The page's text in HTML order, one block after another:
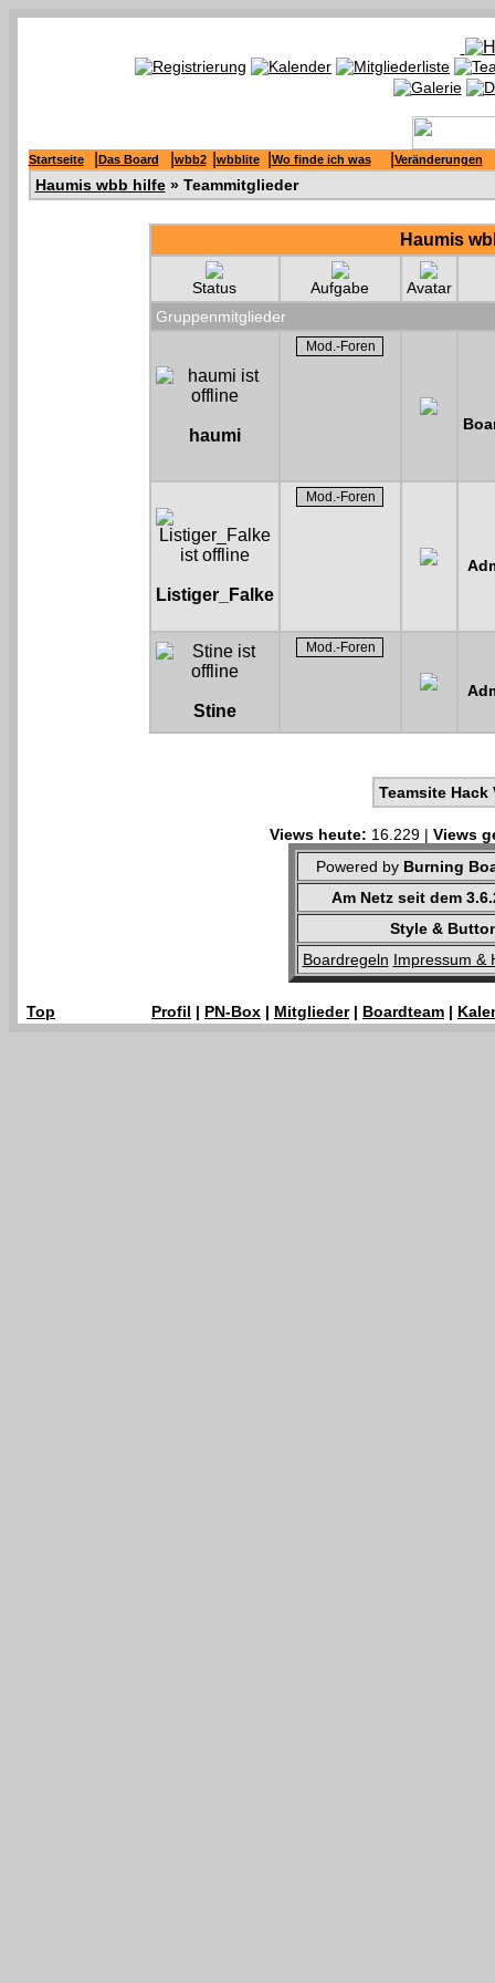
Startseite Das Board wbb2 wbblite Wo finde ich was Veränderungen
Haumis wbb hilfe» Teammitglieder
Haumis
Status Aufgabe
Avatar
Gruppenmitglieder
haumi
Listiger_Falke
Stine
Teamsite Hack
Views heute: 16.229 | Views
Powered by Burning
Am Netz seit dem
Style &
Boardregeln Impressum &
Top Profil | PN-Box | Mitglieder| Boardteam |